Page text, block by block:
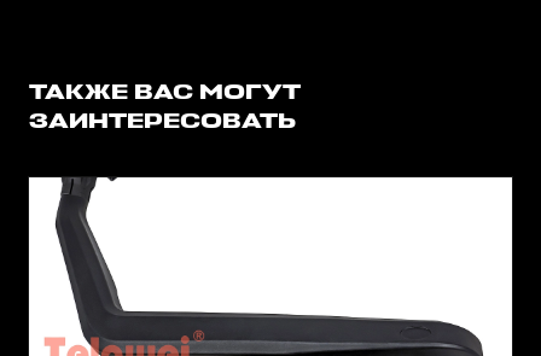
ТАКЖЕ ВАС МОГУТ
ЗАИНТЕРЕСОВАТЬ